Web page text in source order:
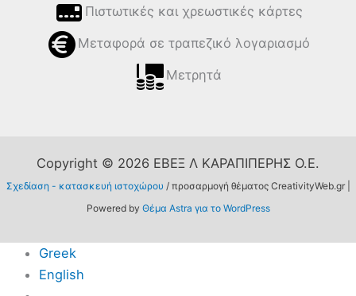
Πιστωτικές και χρεωστικές κάρτες
Μεταφορά σε τραπεζικό λογαριασμό
Μετρητά
Copyright © 2026 ΕΒΕΞ Λ ΚΑΡΑΠΙΠΕΡΗΣ Ο.Ε.
Σχεδίαση - κατασκευή ιστοχώρου / προσαρμογή θέματος CreativityWeb.gr |
Powered by Θέμα Astra για το WordPress
Greek
English